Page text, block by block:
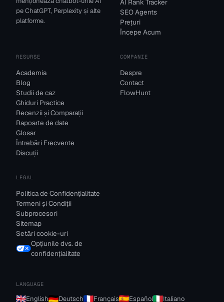
pe ChatGPT, Perplexity și alte
platforme.
AI Rank Tracker
SEO Agents
Prețuri
Începe Acum
RESURSE
Academia
Blog
Studii de caz
Ghiduri Practice
Recenzii și Comparații
Rapoarte de date
Glosar
Întrebări Frecvente
Discuții
COMPANIE
Despre
Contact
FlowHunt
LEGAL
Politica de Confidențialitate
Termeni și Condiții
Subprocesori
Sitemap
Setări cookie-uri
Opțiunile dvs. de
confidențialitate
LANGUAGE
English Deutsch Français Español Italiano